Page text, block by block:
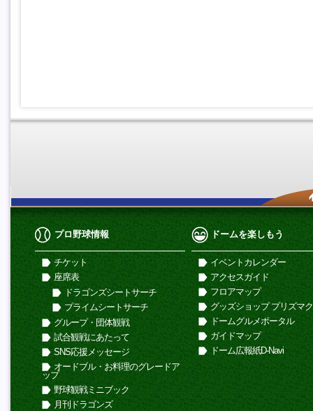
プロ野球情報
チケット
座席表
ドラゴンズシートサーチ
プライムシートサーチ
グループ・団体観戦
試合観戦にあたって
SNS応援メッセージ
オードブル・お料理のグレードア
ップ
野球観戦ミニブック
月刊ドラゴンズ
ドームを楽しもう
イベントカレンダー
アクセスガイド
フロアマップ
グッズショップ プリズマ
ドームグルメポータル
ガイドマップ
ドーム広報紙D-Navi